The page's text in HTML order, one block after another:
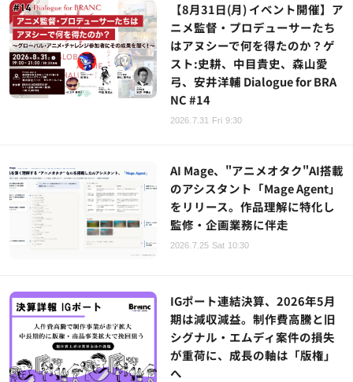
【8月31日(月) イベント開催】ア
ニメ監督・プロデューサーたち
はアヌシーで何を得たのか？ゲ
スト:史耕、中目貴史、森山愛
弓、安井洋輔 Dialogue for BRA
NC #14
2026.7.31 Fri 9:30
AI Mage、"アニメオタク"AI搭載
のアシスタント「Mage Agent」
をリリース。作品理解に特化し
監修・企画業務に伴走
2026.7.25 Sat 10:30
IGポート連結決算、2026年5月
期は減収減益。制作費高騰と旧
シグナル・エムディ案件の損失
が重荷に、成長の軸は「版権」
へ